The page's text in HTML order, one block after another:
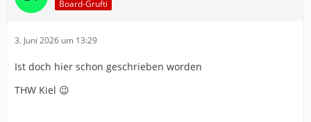
Board-Grufti
3. Juni 2026 um 13:29
Ist doch hier schon geschrieben worden
THW Kiel 😉